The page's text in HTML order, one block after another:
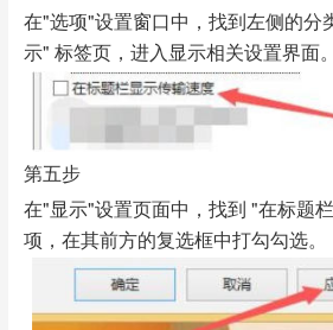
在"选项"设置窗口中，找到左侧的分
示" 标签页，进入显示相关设置界面。
第五步
在"显示"设置页面中，找到 "在标题
项，在其前方的复选框中打勾勾选。